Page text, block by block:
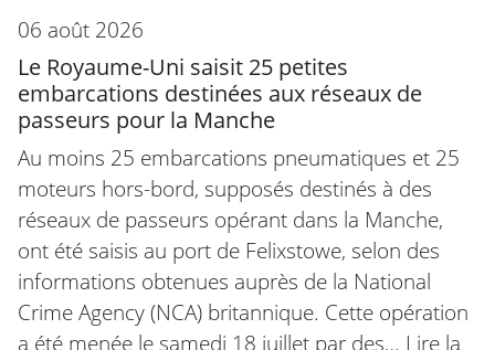
06 août 2026
Le Royaume-Uni saisit 25 petites
embarcations destinées aux réseaux de
passeurs pour la Manche
Au moins 25 embarcations pneumatiques et 25
moteurs hors-bord, supposés destinés à des
réseaux de passeurs opérant dans la Manche,
ont été saisis au port de Felixstowe, selon des
informations obtenues auprès de la National
Crime Agency (NCA) britannique. Cette opération
a été menée le samedi 18 juillet par des… Lire la